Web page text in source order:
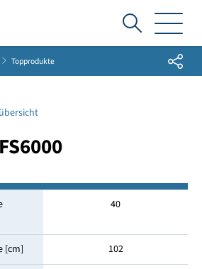
Ich
suche...
Topprodukte Share
40
[cm] 102